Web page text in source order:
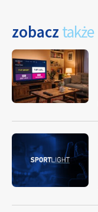
zobacz także